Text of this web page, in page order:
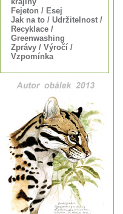
Fejeton / Esej
Jak na to / Udržitelnost /
Recyklace /
Greenwashing
Zprávy / Výročí /
Vzpomínka